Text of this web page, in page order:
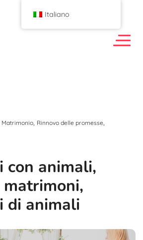
Matrimonio, Rinnovo delle promesse,
con animali,
di animali
Italiano